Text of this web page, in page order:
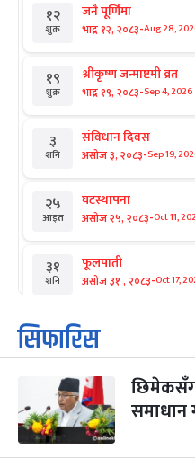
१२
शुक्र
जनै पूर्णिमा
भाद्र १२, २०८३-Aug 28,
१९
शुक्र
श्रीकृष्ण जन्माष्टमी व्रत
भाद्र १९, २०८३-Sep 4, 2026
३
शनि
संविधान दिवस
असोज ३, २०८३-Sep 19,
२५
आइत
घटस्थापना
असोज २५, २०८३-Oct 11,
३१
शनि
फूलपाती
असोज ३१ , २०८३-Oct 17,
१
आइत
कार्तिक सङ्क्रान्ति
कार्तिक १, २०८३
३
मंगल
महानवमी
कार्तिक ३, २०८३-Oct 20,
४
सिफारिस
समाधान